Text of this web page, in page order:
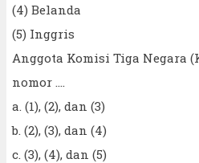
(4) Belanda
(5) Inggris
Anggota Komisi Tiga Negara
nomor ....
a. (1), (2), dan (3)
b. (2), (3), dan (4)
c. (3), (4), dan (5)